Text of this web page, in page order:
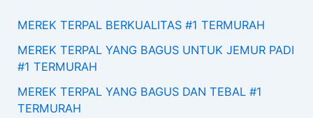
MEREK TERPAL BERKUALITAS #1 TERMURAH
MEREK TERPAL YANG BAGUS UNTUK JEMUR PADI
#1 TERMURAH
MEREK TERPAL YANG BAGUS DAN TEBAL #1
TERMURAH